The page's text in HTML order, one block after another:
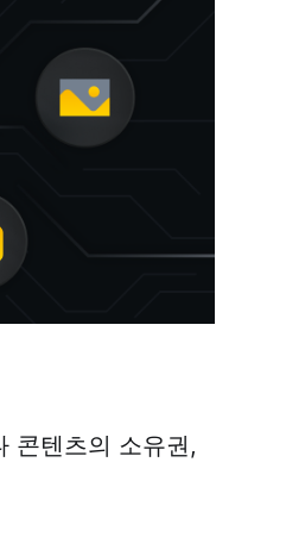
콘텐츠의 소유권,